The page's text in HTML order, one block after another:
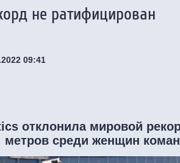
не ратифицирован
09:41
отклонила мировой
метров среди женщин